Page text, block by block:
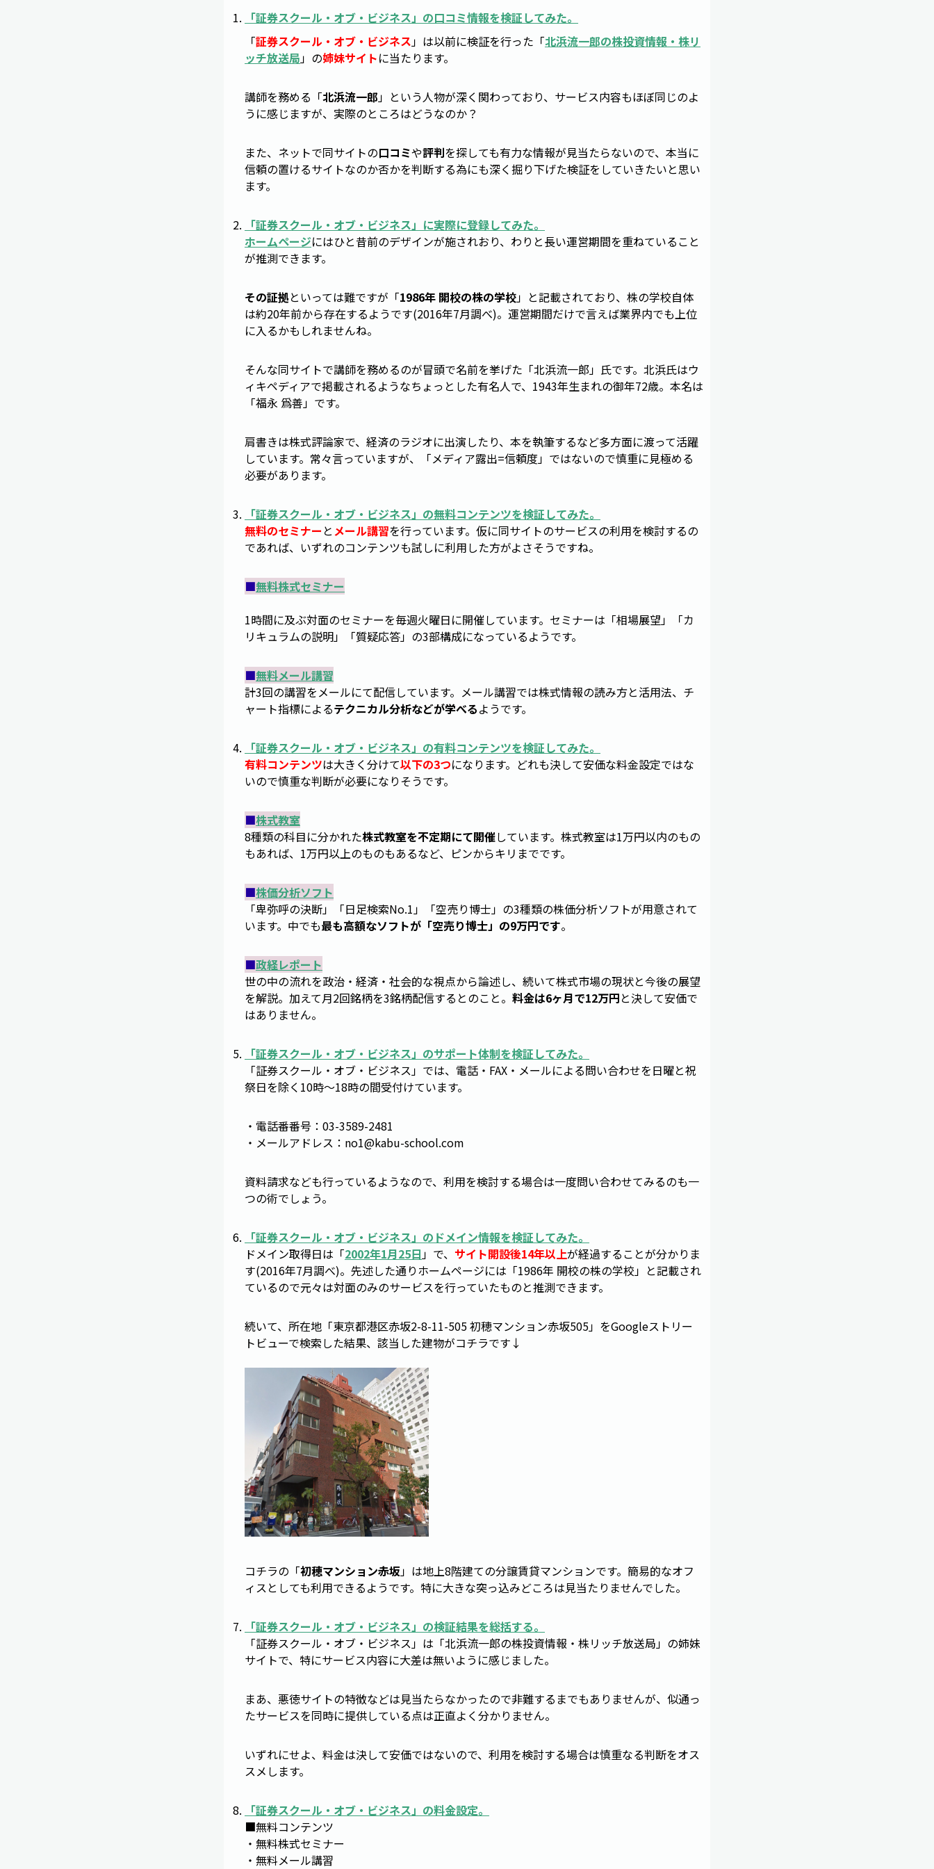
「証券スクール・オブ・ビジネス」の口コミ情報を検証してみた。
「証券スクール・オブ・ビジネス」は以前に検証を行った「北浜流一郎の株投資情報・株リ
ッチ放送局」の姉妹サイトに当たります。
講師を務める「北浜流一郎」という人物が深く関わっており、サービス内容もほぼ同じのよ
うに感じますが、実際のところはどうなのか？
また、ネットで同サイトの口コミや評判を探しても有力な情報が見当たらないので、本当に
信頼の置けるサイトなのか否かを判断する為にも深く掘り下げた検証をしていきたいと思い
ます。
「証券スクール・オブ・ビジネス」に実際に登録してみた。
ホームページにはひと昔前のデザインが施されおり、わりと長い運営期間を重ねていること
が推測できます。
その証拠といっては難ですが「1986年 開校の株の学校」と記載されており、株の学校自体
は約20年前から存在するようです(2016年7月調べ)。運営期間だけで言えば業界内でも上位
に入るかもしれませんね。
そんな同サイトで講師を務めるのが冒頭で名前を挙げた「北浜流一郎」氏です。北浜氏はウ
ィキペディアで掲載されるようなちょっとした有名人で、1943年生まれの御年72歳。本名は
「福永 爲善」です。
肩書きは株式評論家で、経済のラジオに出演したり、本を執筆するなど多方面に渡って活躍
しています。常々言っていますが、「メディア露出=信頼度」ではないので慎重に見極める
必要があります。
「証券スクール・オブ・ビジネス」の無料コンテンツを検証してみた。
無料のセミナー とメール講習を行っています。仮に同サイトのサービスの利用を検討するの
であれば、いずれのコンテンツも試しに利用した方がよさそうですね。
■無料株式セミナー
1時間に及ぶ対面のセミナーを毎週火曜日に開催しています。セミナーは「相場展望」「カ
リキュラムの説明」「質疑応答」の3部構成になっているようです。
■無料メール講習
計3回の講習をメールにて配信しています。メール講習では株式情報の読み方と活用法、チ
ャート指標によるテクニカル分析などが学べるようです。
「証券スクール・オブ・ビジネス」の有料コンテンツを検証してみた。
有料コンテンツは大きく分けて以下の3つになります。どれも決して安価な料金設定ではな
いので慎重な判断が必要になりそうです。
■株式教室
8種類の科目に分かれた株式教室を不定期にて開催しています。株式教室は1万円以内のもの
もあれば、1万円以上のものもあるなど、ピンからキリまでです。
■株価分析ソフト
「卑弥呼の決断」「日足検索No.1」「空売り博士」の3種類の株価分析ソフトが用意されて
います。中でも最も高額なソフトが「空売り博士」の9万円です。
■政経レポート
世の中の流れを政治・経済・社会的な視点から論述し、続いて株式市場の現状と今後の展望
を解説。加えて月2回銘柄を3銘柄配信するとのこと。 料金は6ヶ月で12万円と決して安価で
はありません。
「証券スクール・オブ・ビジネス」のサポート体制を検証してみた。
「証券スクール・オブ・ビジネス」では、電話・FAX・メールによる問い合わせを日曜と祝
祭日を除く10時～18時の間受付けています。
・電話番番号：03-3589-2481
・メールアドレス： no1@kabu-school.com
資料請求なども行っているようなので、利用を検討する場合は一度問い合わせてみるのも一
つの術でしょう。
「証券スクール・オブ・ビジネス」のドメイン情報を検証してみた。
ドメイン取得日は「2002年1月25日」で、 サイト開設後14年以上が経過することが分かりま
す(2016年7月調べ)。先述した通りホームページには「1986年 開校の株の学校」と記載され
ているので元々は対面のみのサービスを行っていたものと推測できます。
続いて、所在地「東京都港区赤坂2-8-11-505 初穂マンション赤坂505」をGoogleストリー
トビューで検索した結果、該当した建物がコチラです↓
コチラの「初穂マンション赤坂」は地上8階建ての分譲賃貸マンションです。簡易的なオフ
ィスとしても利用できるようです。特に大きな突っ込みどころは見当たりませんでした。
「証券スクール・オブ・ビジネス」の検証結果を総括する。
「証券スクール・オブ・ビジネス」は「北浜流一郎の株投資情報・株リッチ放送局」の姉妹
サイトで、特にサービス内容に大差は無いように感じました。
まあ、悪徳サイトの特徴などは見当たらなかったので非難するまでもありませんが、似通っ
たサービスを同時に提供している点は正直よく分かりません。
いずれにせよ、料金は決して安価ではないので、利用を検討する場合は慎重なる判断をオス
スメします。
「証券スクール・オブ・ビジネス」の料金設定。
■無料コンテンツ
・無料株式セミナー
・無料メール講習